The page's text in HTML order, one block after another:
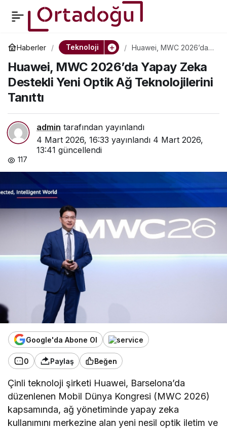
Haberler Teknoloji
Huawei, MWC 2026’da
Yeni Optik Ağ
Teknolojilerini Tanıttı
Huawei, MWC 2026’da Yapay Zeka
Destekli Yeni Optik Ağ Teknolojilerini
Tanıttı
admin tarafından yayınlandı
4 Mart 2026, 16:33 yayınlandı 4 Mart 2026,
13:41 güncellendi
117
Google'da Abone Ol
0 Paylaş Beğen
Çinli teknoloji şirketi Huawei, Barselona’da
düzenlenen Mobil Dünya Kongresi (MWC 2026)
kapsamında, ağ yönetiminde yapay zeka
kullanımını merkezine alan yeni nesil optik iletim ve
Huawei’nin Yeni Nesil
Depolama Sistemi
Performans ve Maliyet
Açısından Nasıl
Değerlendirildi?